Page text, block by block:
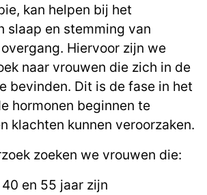
kan helpen bij het
slaap en stemming van
Hiervoor zijn we
naar vrouwen die zich in de
bevinden. Dit is de fase in het
hormonen beginnen te
klachten kunnen veroorzaken.
zoeken we vrouwen die:
en 55 jaar zijn